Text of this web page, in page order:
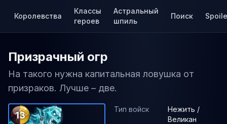
Королевства
Классы
героев
Астральный
шпиль
Поиск
Призрачный огр
На такого нужна капитальная ловушка от
призраков. Лучше – две.
13
Тип войск
Нежить /
Великан